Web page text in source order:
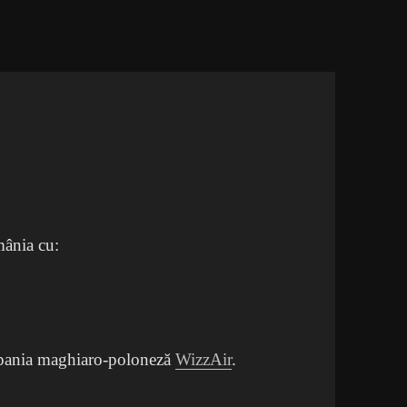
cu:
maghiaro-polonezăWizzAir.